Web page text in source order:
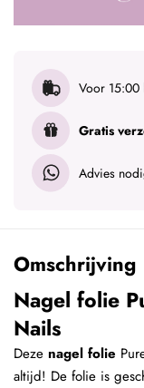
Voor 15:00
Gratis
Advies
Omschrijving
Nagel folie
Nails
Deze nagel folie
altijd! De folie is